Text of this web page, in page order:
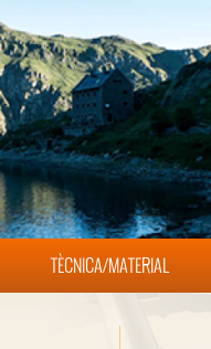
TÈCNICA/MATERIAL